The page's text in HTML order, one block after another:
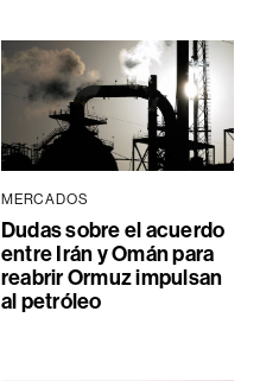
MERCADOS
Dudas sobre el acuerdo
entre Irán y Omán para
reabrir Ormuz impulsan
al petróleo